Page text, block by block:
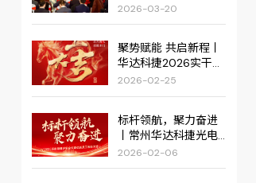
2026-03-20
聚势赋能 共启新程丨
华达科捷2026实干创
佳绩，红火启新篇！
2026-02-25
标杆领航，聚力奋进
丨常州华达科捷光电
仪器有限公司2025年
度管理评审会议暨优
2026-02-06